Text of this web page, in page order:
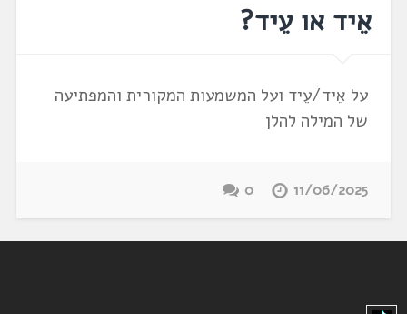
אֵיד או עֵיד?
על אֵיד/עֵיד ועל המשמעות המקורית והמפתיעה
של המילה להלן
11/06/2025
0